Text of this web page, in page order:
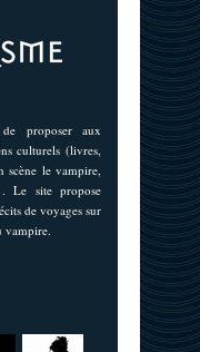
proposer aux
culturels (livres,
scène le vampire,
Le site propose
de voyages sur
vampire.